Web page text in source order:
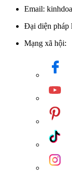
Email:
Đại diện
Mạng xã hội: